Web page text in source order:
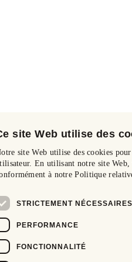
site Web utilise des
site Web utilise des cookies
En utilisant notre site Web,
à notre Politique
STRICTEMENT NÉCESSAIRES
PERFORMANCE
FONCTIONNALITÉ